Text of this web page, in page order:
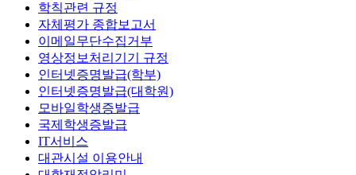
학칙관련 규정
자체평가 종합보고서
이메일무단수집거부
영상정보처리기기 규정
인터넷증명발급(학부)
인터넷증명발급(대학원)
모바일학생증발급
국제학생증발급
IT서비스
대관시설 이용안내